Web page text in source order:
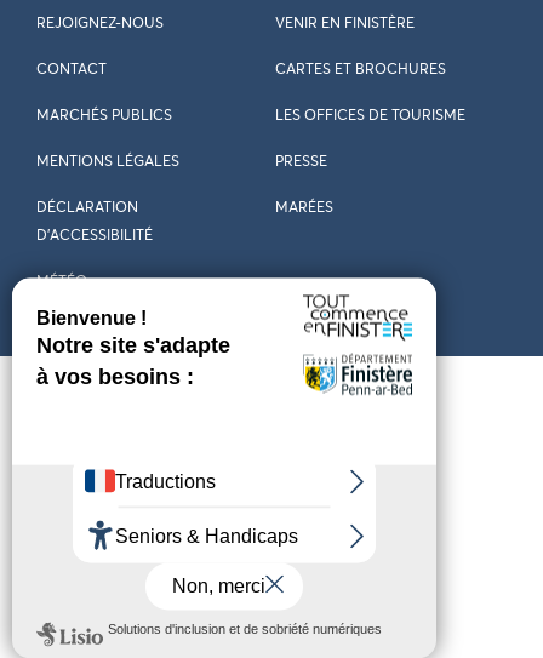
REJOIGNEZ-NOUS VENIR EN FINISTÈRE
CONTACT CARTES ET BROCHURES
MARCHÉS PUBLICS LES OFFICES DE TOURISME
MENTIONS LÉGALES PRESSE
DÉCLARATION
D’ACCESSIBILITÉ
MARÉES
MÉTÉO